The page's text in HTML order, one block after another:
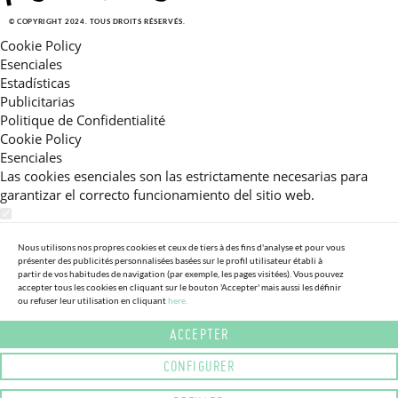
© COPYRIGHT 2024. TOUS DROITS RÉSERVÉS.
Cookie Policy
Esenciales
Estadísticas
Publicitarias
Politique de Confidentialité
Cookie Policy
Esenciales
Las cookies esenciales son las estrictamente necesarias para
garantizar el correcto funcionamiento del sitio web.
Estas cookies nos permiten ofrecerle una experiencia en el sitio
adaptada a su navegación (recomendaciones de producto
personalizadas, énfasis en categorías frecuentemente
consultadas, etc).Al activar esta cookie, nos ayuda a mejorar aún
más su experiencia.
Publicitarias
Estas cookies permiten a nuestros socios publicitarios enviarle
Nous utilisons nos propres cookies et ceux de tiers à des fins d'analyse et pour vous
présenter des publicités personnalisées basées sur le profil utilisateur établi à
partir de vos habitudes de navigation (par exemple, les pages visitées). Vous pouvez
accepter tous les cookies en cliquant sur le bouton 'Accepter' mais aussi les définir
ou refuser leur utilisation en cliquanthere.
ACCEPTER
CONFIGURER